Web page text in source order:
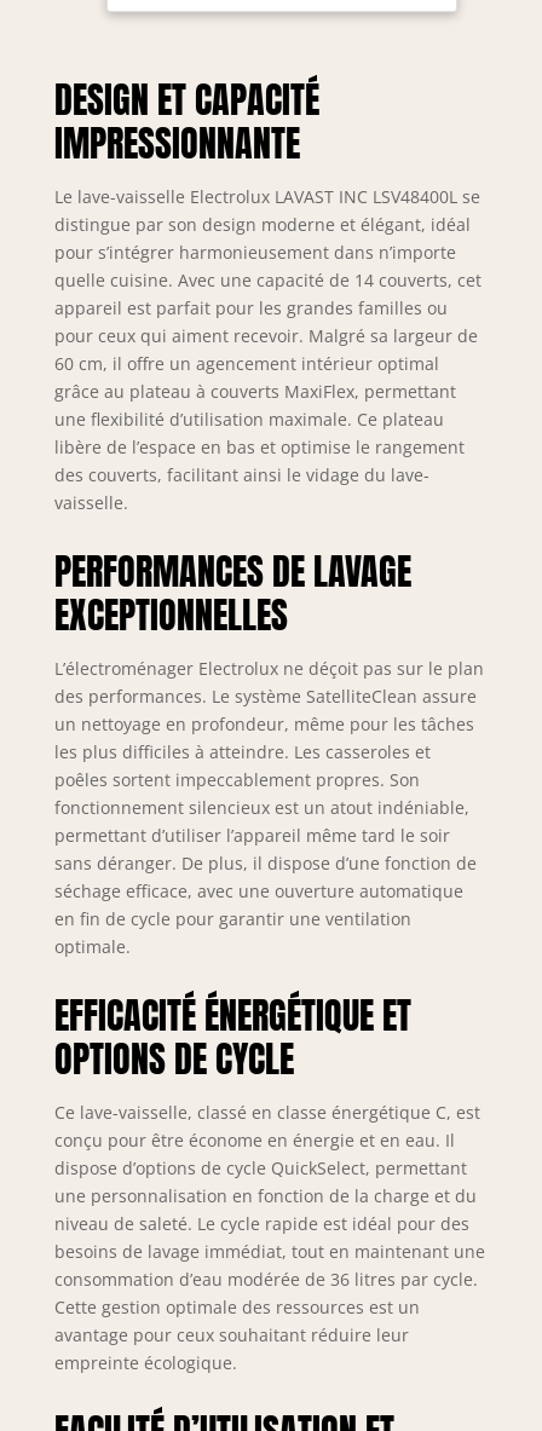
DESIGN ET CAPACITÉ
IMPRESSIONNANTE
Le lave-vaisselle Electrolux LAVAST INC LSV48400L se
distingue par son design moderne et élégant, idéal
pour s’intégrer harmonieusement dans n’importe
quelle cuisine. Avec une capacité de 14 couverts, cet
appareil est parfait pour les grandes familles ou
pour ceux qui aiment recevoir. Malgré sa largeur de
60 cm, il offre un agencement intérieur optimal
grâce au plateau à couverts MaxiFlex, permettant
une flexibilité d’utilisation maximale. Ce plateau
libère de l’espace en bas et optimise le rangement
des couverts, facilitant ainsi le vidage du lave-
vaisselle.
PERFORMANCES DE LAVAGE
EXCEPTIONNELLES
L’électroménager Electrolux ne déçoit pas sur le plan
des performances. Le système SatelliteClean assure
un nettoyage en profondeur, même pour les tâches
les plus difficiles à atteindre. Les casseroles et
poêles sortent impeccablement propres. Son
fonctionnement silencieux est un atout indéniable,
permettant d’utiliser l’appareil même tard le soir
sans déranger. De plus, il dispose d’une fonction de
séchage efficace, avec une ouverture automatique
en fin de cycle pour garantir une ventilation
optimale.
EFFICACITÉ ÉNERGÉTIQUE ET
OPTIONS DE CYCLE
Ce lave-vaisselle, classé en classe énergétique C, est
conçu pour être économe en énergie et en eau. Il
dispose d’options de cycle QuickSelect, permettant
une personnalisation en fonction de la charge et du
niveau de saleté. Le cycle rapide est idéal pour des
besoins de lavage immédiat, tout en maintenant une
consommation d’eau modérée de 36 litres par cycle.
Cette gestion optimale des ressources est un
avantage pour ceux souhaitant réduire leur
empreinte écologique.